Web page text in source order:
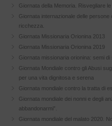
Giornata della Memoria. Risvegliare le
Giornata internazionale delle
ricchezza.
Giornata Missionaria Orionina 2013
Giornata Missionaria Orionina 2019
Giornata missionaria orionina: semi
Giornata Mondiale contro gli Abusi
per una vita dignitosa e serena
Giornata mondiale contro la tratta di
Giornata mondiale dei nonni e degli
abbandonarmi”.
Giornata mondiale del malato 2020.